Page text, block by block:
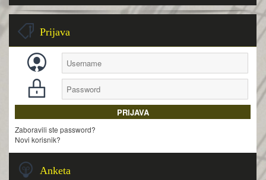
Prijava
Zaboravili ste password?
Novi korisnik?
Anketa